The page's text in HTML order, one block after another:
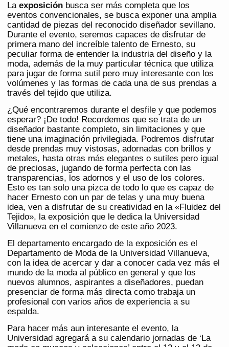
La exposición busca ser más completa que los
eventos convencionales, se busca exponer una amplia
cantidad de piezas del reconocido diseñador sevillano.
Durante el evento, seremos capaces de disfrutar de
primera mano del increíble talento de Ernesto, su
peculiar forma de entender la industria del diseño y la
moda, además de la muy particular técnica que utiliza
para jugar de forma sutil pero muy interesante con los
volúmenes y las formas de cada una de sus prendas a
través del tejido que utiliza.
¿Qué encontraremos durante el desfile y que podemos
esperar? ¡De todo! Recordemos que se trata de un
diseñador bastante completo, sin limitaciones y que
tiene una imaginación privilegiada. Podremos disfrutar
desde prendas muy vistosas, adornadas con brillos y
metales, hasta otras más elegantes o sutiles pero igual
de preciosas, jugando de forma perfecta con las
transparencias, los adornos y el uso de los colores.
Esto es tan solo una pizca de todo lo que es capaz de
hacer Ernesto con un par de telas y una muy buena
idea, ven a disfrutar de su creatividad en la «Fluidez del
Tejido», la exposición que le dedica la Universidad
Villanueva en el comienzo de este año 2023.
El departamento encargado de la exposición es el
Departamento de Moda de la Universidad Villanueva,
con la idea de acercar y dar a conocer cada vez más el
mundo de la moda al público en general y que los
nuevos alumnos, aspirantes a diseñadores, puedan
presenciar de forma más directa como trabaja un
profesional con varios años de experiencia a su
espalda.
Para hacer más aun interesante el evento, la
Universidad agregará a su calendario jornadas de ‘La